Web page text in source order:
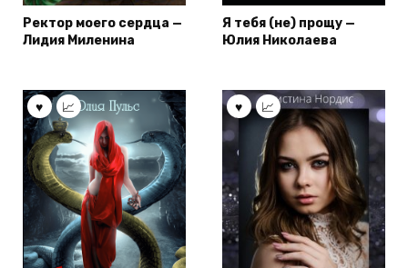
Ректор моего сердца —
Лидия Миленина
Я тебя (не) прощу —
Юлия Николаева